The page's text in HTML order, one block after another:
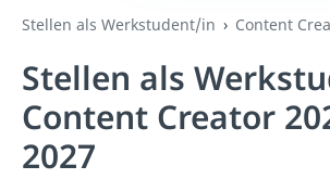
Stellen als Werkstudent/in Content
Stellen als
Content Creator
2027